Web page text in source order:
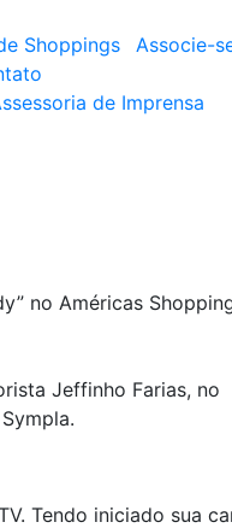
Shoppings
Associe-
de Imprensa
no Américas
Jeffinho Farias, no
Tendo iniciado sua